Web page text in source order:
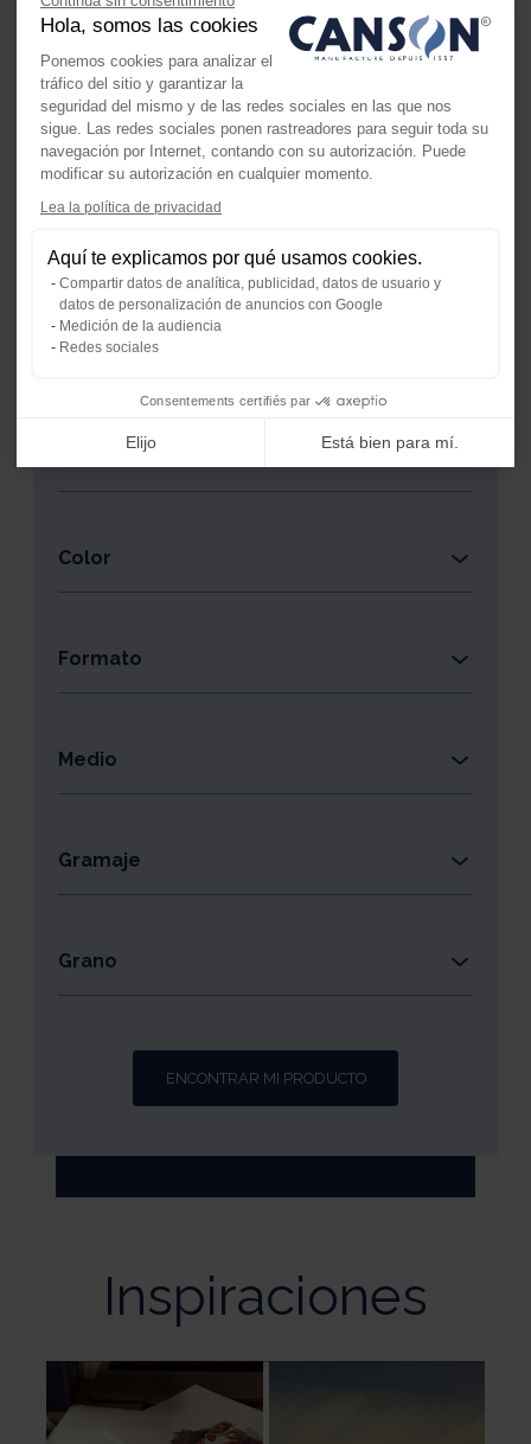
satisfacer las demandas del mercado creativo digital
actual.
DESCUBRIR EL UNIVERSO TECNICO Y DIGITAL
¿ Qué papel elegir ?
Inspiraciones
Hola, somos las cookies
Ponemos cookies para analizar el
tráfico del sitio y garantizar la
seguridad del mismo y de las redes sociales en las que nos
sigue. Las redes sociales ponen rastreadores para seguir toda su
navegación por Internet, contando con su autorización. Puede
modificar su autorización en cualquier momento.
Lea la política de privacidad
Aquí te explicamos por qué usamos cookies.
Compartir datos de analítica, publicidad, datos de usuario y
datos de personalización de anuncios con Google
Medición de la audiencia
Redes sociales
Consentements certifiés par
Elijo Está bien para mí.
Nuestra plataforma te permite